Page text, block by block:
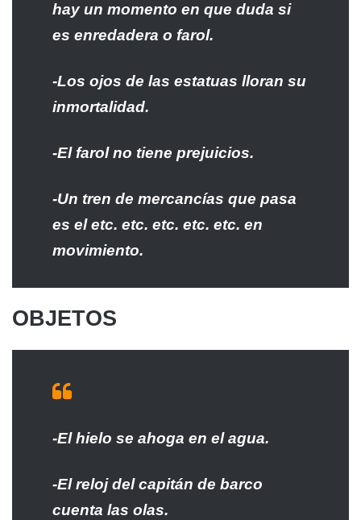
hay un momento en que duda si
es enredadera o farol.
-Los ojos de las estatuas lloran su
inmortalidad.
-El farol no tiene prejuicios.
-Un tren de mercancías que pasa
es el etc. etc. etc. etc. etc. en
movimiento.
OBJETOS
-El hielo se ahoga en el agua.
-El reloj del capitán de barco
cuenta las olas.